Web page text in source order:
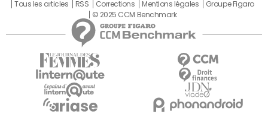
Tous les articles
RSS Corrections Mentions légales
Groupe Figaro
© 2025 CCM Benchmark